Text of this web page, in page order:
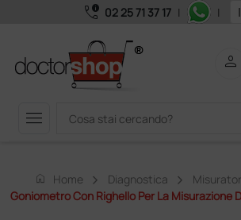
call_quality 02 25 71 37 17 | |
menu
person
home Home Diagnostica
Goniometro Con Righello Per La Misurazione